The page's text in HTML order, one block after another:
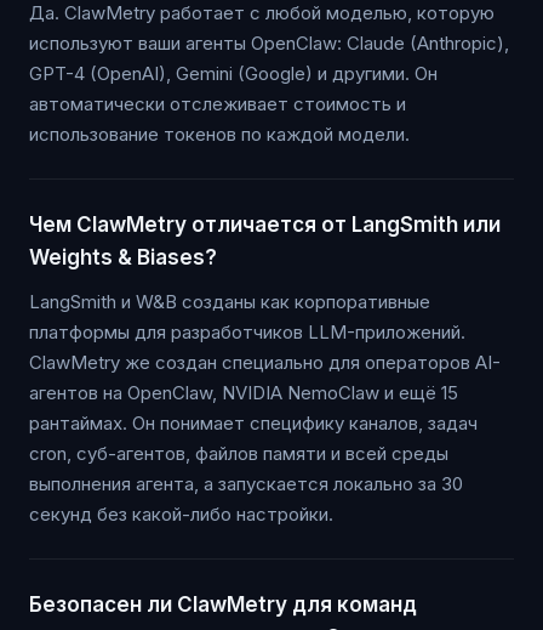
Да. ClawMetry работает с любой моделью, которую
используют ваши агенты OpenClaw: Claude (Anthropic),
GPT-4 (OpenAI), Gemini (Google) и другими. Он
автоматически отслеживает стоимость и
использование токенов по каждой модели.
Чем ClawMetry отличается от LangSmith или
Weights & Biases?
LangSmith и W&B созданы как корпоративные
платформы для разработчиков LLM-приложений.
ClawMetry же создан специально для операторов AI-
агентов на OpenClaw, NVIDIA NemoClaw и ещё 15
рантаймах. Он понимает специфику каналов, задач
cron, суб-агентов, файлов памяти и всей среды
выполнения агента, а запускается локально за 30
секунд без какой-либо настройки.
Безопасен ли ClawMetry для команд